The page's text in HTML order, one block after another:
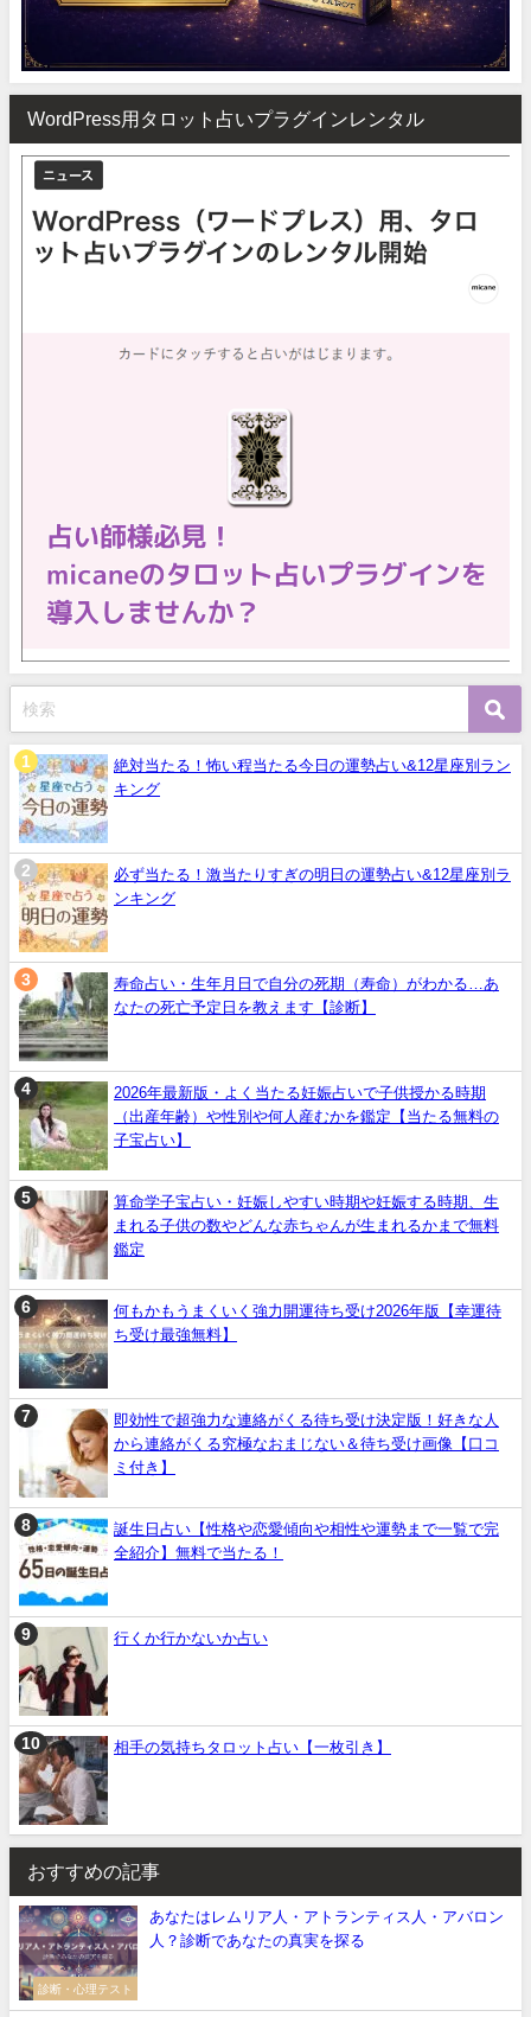
WordPress用タロット占いプラグインレンタル
絶対当たる！怖い程当たる今日の運勢占い&12星座別ラン
キング
必ず当たる！激当たりすぎの明日の運勢占い&12星座別ラ
ンキング
寿命占い・生年月日で自分の死期（寿命）がわかる…あ
なたの死亡予定日を教えます【診断】
2026年最新版・よく当たる妊娠占いで子供授かる時期
（出産年齢）や性別や何人産むかを鑑定【当たる無料の
子宝占い】
算命学子宝占い・妊娠しやすい時期や妊娠する時期、生
まれる子供の数やどんな赤ちゃんが生まれるかまで無料
鑑定
何もかもうまくいく強力開運待ち受け2026年版【幸運待
ち受け最強無料】
即効性で超強力な連絡がくる待ち受け決定版！好きな人
から連絡がくる究極なおまじない＆待ち受け画像【口コ
ミ付き】
誕生日占い【性格や恋愛傾向や相性や運勢まで一覧で完
全紹介】無料で当たる！
行くか行かないか占い
相手の気持ちタロット占い【一枚引き】
おすすめの記事
診断・心理テスト
あなたはレムリア人・アトランティス人・アバロン
人？診断であなたの真実を探る